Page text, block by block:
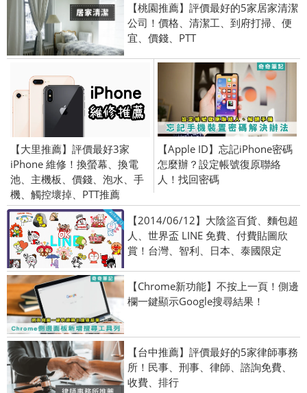
【桃園推薦】評價最好的5家居家清潔
公司！價格、清潔工、到府打掃、便
宜、價錢、PTT
【大里推薦】評價最好3家
iPhone 維修！換螢幕、換電
池、主機板、價錢、泡水、手
機、觸控壞掉、PTT推薦
【Apple ID】忘記iPhone密碼
怎麼辦？設定帳號復原聯絡
人！找回密碼
【2014/06/12】大陰盜百貨、麵包超
人、世界盃 LINE 免費、付費貼圖欣
賞！台灣、智利、日本、泰國限定
【Chrome新功能】不按上一頁！側邊
欄一鍵顯示Google搜尋結果！
【台中推薦】評價最好的5家律師事務
所！民事、刑事、律師、諮詢免費、
收費、排行